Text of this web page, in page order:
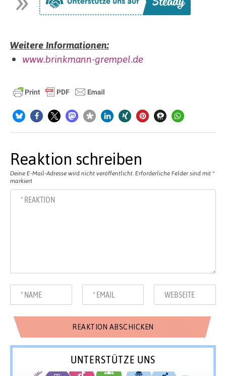
Weitere Informationen:
www.brinkmann-grempel.de
Reaktion schreiben
Deine E-Mail-Adresse wird nicht veröffentlicht. Erforderliche Felder sind mit *
markiert
UNTERSTÜTZE UNS